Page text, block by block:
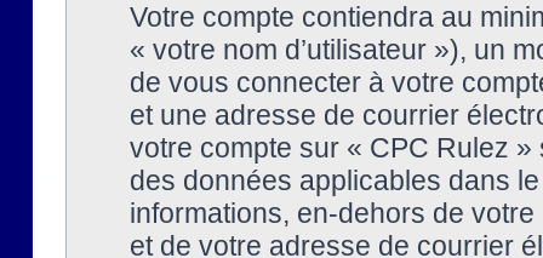
Votre compte contiendra au
« votre nom d’utilisateur »), un
de vous connecter à votre
et une adresse de courrier
votre compte sur « CPC Rulez
des données applicables dans
informations, en-dehors de
et de votre adresse de courrier